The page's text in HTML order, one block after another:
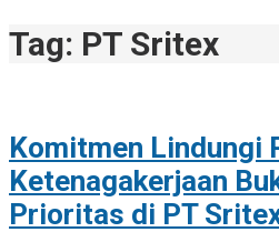
Tag: PT Sritex
Komitmen Lindungi
Ketenagakerjaan
Prioritas di PT